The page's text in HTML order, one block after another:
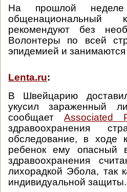
На прошлой
общенациональный
рекомендуют без
Волонтеры по всей
эпидемией и
Lenta.ru:
В Швейцарию
укусил зараженный
сообщаетAssociated
здравоохранения
обследование, в ходе
ребенок ему опасный
здравоохранения
лихорадкой Эбола, так
индивидуальной защиты.